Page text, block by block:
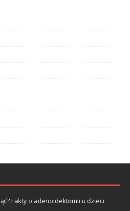
Fakty o adenoidektomii u dzieci